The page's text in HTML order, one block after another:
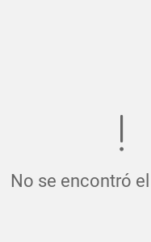
No se encontró